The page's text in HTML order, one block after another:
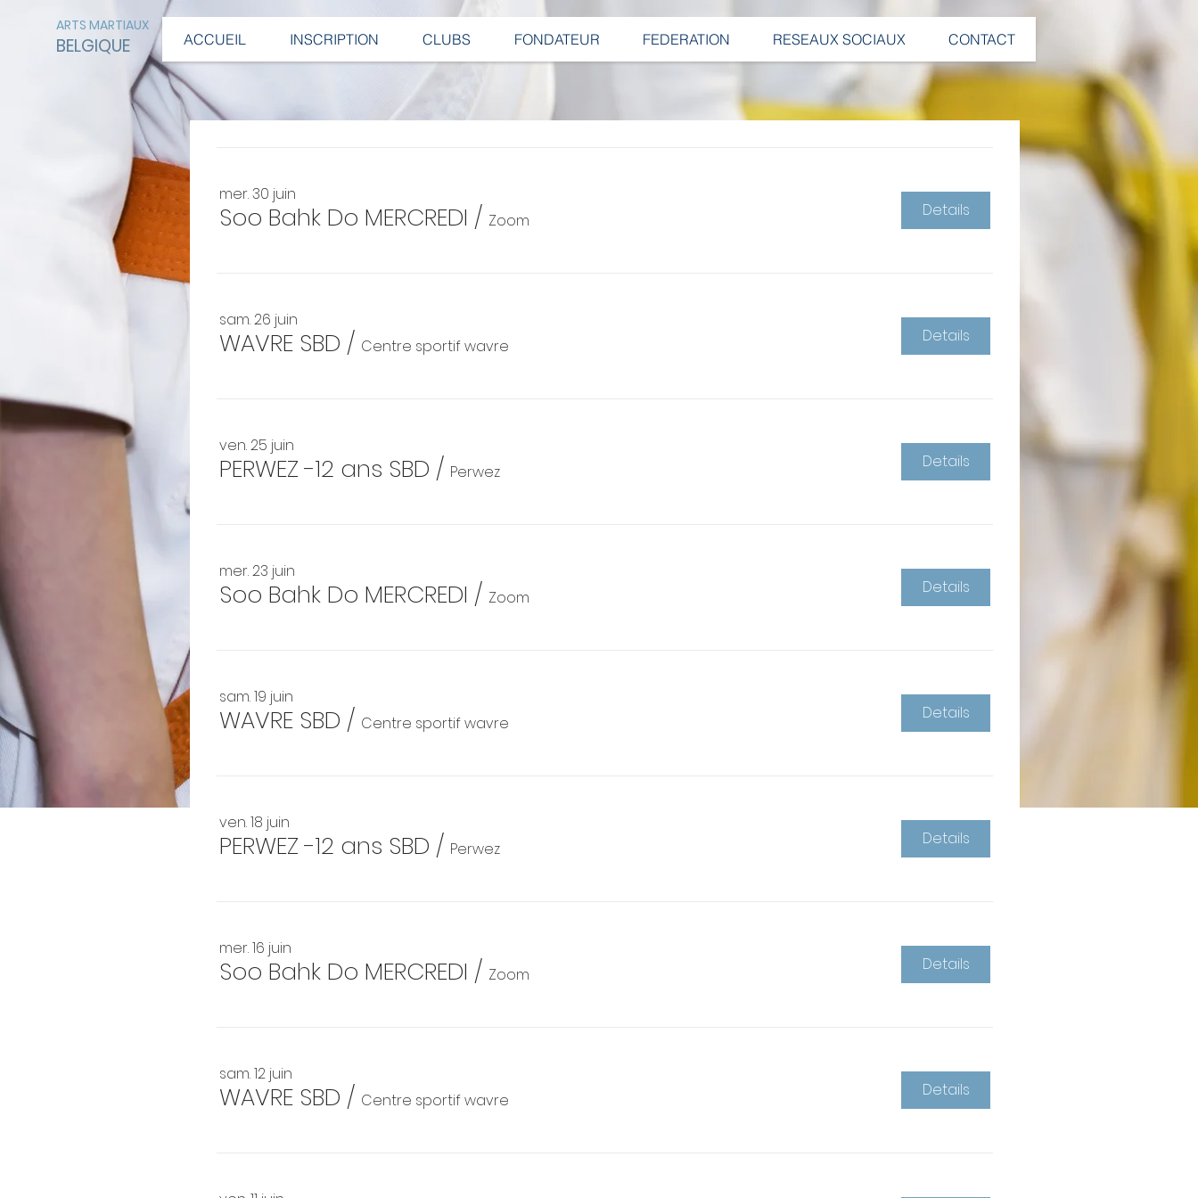
ARTS MARTIAUX
BELGIQUE ACCUEIL INSCRIPTION CLUBS FONDATEUR FEDERATION RESEAUX SOCIAUX CONTACT
mer. 30 juin
Soo Bahk Do MERCREDI / Zoom
Details
sam. 26 juin
WAVRE SBD / Centre sportif wavre
Details
ven. 25 juin
PERWEZ -12 ans SBD / Perwez
Details
mer. 23 juin
Soo Bahk Do MERCREDI / Zoom
Details
sam. 19 juin
WAVRE SBD / Centre sportif wavre
Details
ven. 18 juin
PERWEZ -12 ans SBD / Perwez
Details
mer. 16 juin
Soo Bahk Do MERCREDI / Zoom
Details
sam. 12 juin
WAVRE SBD / Centre sportif wavre
Details